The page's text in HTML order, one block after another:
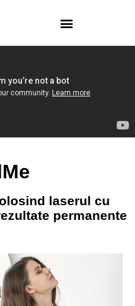
laserul cu
permanente